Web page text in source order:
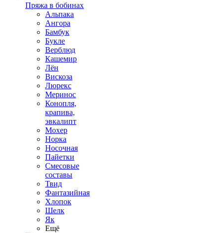
Пряжа в бобинах
Альпака
Ангора
Бамбук
Букле
Верблюд
Кашемир
Лён
Вискоза
Люрекс
Меринос
Конопля,
крапива,
эвкалипт
Мохер
Норка
Носочная
Пайетки
Смесовые
составы
Твид
Фантазийная
Хлопок
Шелк
Як
Ещё